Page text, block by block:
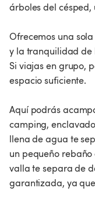
árboles del
Ofrecemos una
y la tranquilidad de
Si viajas en grupo,
espacio suficiente.
Aquí podrás
camping,
llena de agua te
un pequeño rebaño
valla te separa de
garantizada, ya